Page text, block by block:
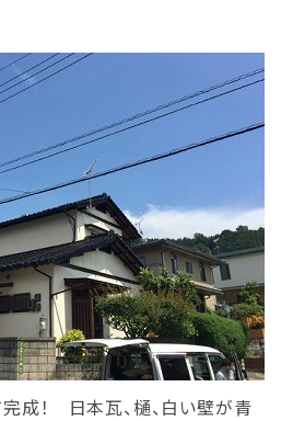
成！ 日本瓦、樋、白い壁が青